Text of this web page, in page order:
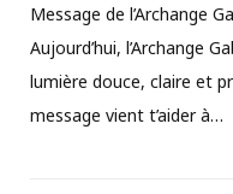
Message de l’Archange
Aujourd’hui, l’Archange
lumière douce, claire et
message vient t’aider à…